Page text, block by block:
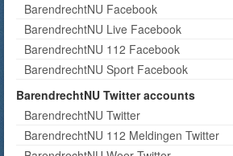
BarendrechtNU Facebook
BarendrechtNU Live Facebook
BarendrechtNU 112 Facebook
BarendrechtNU Sport Facebook
BarendrechtNU Twitter accounts
BarendrechtNU Twitter
BarendrechtNU 112 Meldingen Twitter